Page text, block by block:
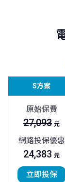
S方案
原始保費
27,093 元
網路投保優惠
24,383 元
立即投保